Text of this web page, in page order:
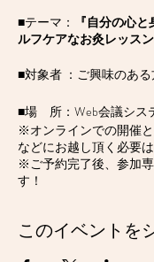
■テーマ：
『自分の心
ルフケアなお灸レッスン
■対象者 ：ご興味のあ
■場 所：Web会議シス
※オンラインでの開催
などにお越し頂く必要
※ご予約完了後、参加
す！
：２,０００円（単
このイベントを